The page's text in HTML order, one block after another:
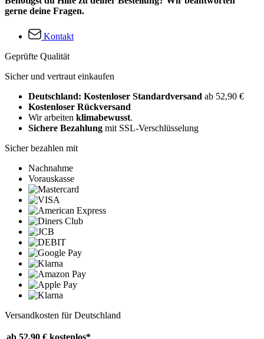
gerne deine Fragen.
Kontakt
Geprüfte Qualität
Sicher und vertraut einkaufen
Deutschland: Kostenloser Standardversand ab 52,90 €
Kostenloser Rückversand
Wir arbeiten klimabewusst.
Sichere Bezahlung mit SSL-Verschlüsselung
Sicher bezahlen mit
Nachnahme
Vorauskasse
Versandkosten für Deutschland
ab 52,90 € kostenlos*